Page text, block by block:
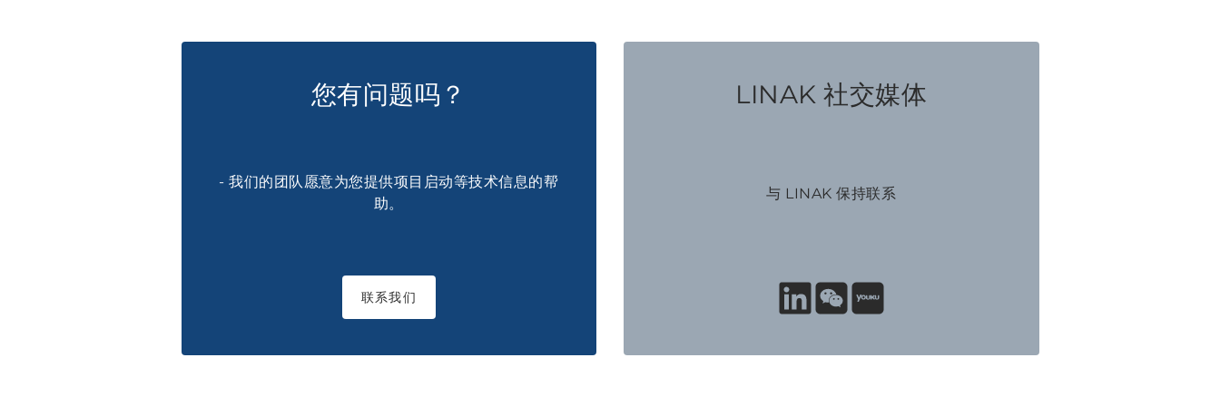
您有问题吗？
- 我们的团队愿意为您提供项目启动等技术信息的帮
助。
联系我们
LINAK 社交媒体
与 LINAK 保持联系